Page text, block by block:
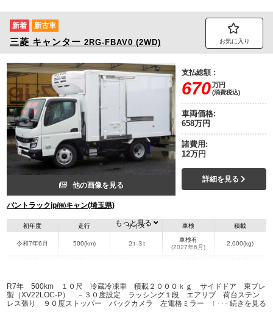
新着 新古車
三菱 キャンター 2RG-FBAV0 (2WD) お気に入り
他の画像を見る
バントラックjp/㈲キャン(埼玉県)
支払総額：
670万円
(消費税込)
車両価格:
658万円
諸費用:
12万円
詳細を見る
初年度
令和7年6月
走行
500(km)
サイズ
２t-３t
車検
車検有
(2027年6月)
積載
2,000(kg)
埼玉県
W:1,650
H:1,760
W:1,880
H:2,830
もっと見る
R7年 500km １０尺 冷蔵冷凍車 積載２０００ｋｇ サイドドア 東プレ
製（XV22LOC-P） －３０度設定 ラッシング１段 エアリブ 荷台ステン
レス張り ９０度ストッパー バックカメラ 左電格ミラー ＬＥＤヘッドラ